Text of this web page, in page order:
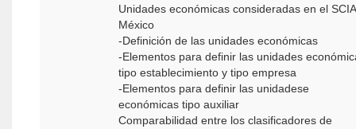
Unidades económicas consideradas en el
México
-Definición de las unidades económicas
-Elementos para definir las unidades
tipo establecimiento y tipo empresa
-Elementos para definir las unidadese
económicas tipo auxiliar
Comparabilidad entre los clasificadores de